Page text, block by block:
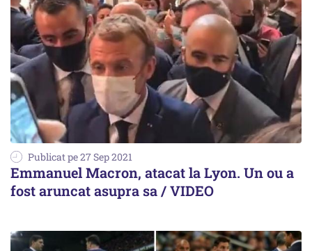
Publicat pe 27 Sep 2021
Emmanuel Macron, atacat la Lyon. Un ou a
fost aruncat asupra sa / VIDEO